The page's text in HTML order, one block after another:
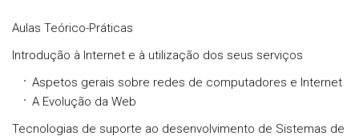
Aulas Teórico-Práticas
Introdução à Internet e à utilização dos seus serviços
Aspetos gerais sobre redes de computadores e Internet
A Evolução da Web
Tecnologias de suporte ao desenvolvimento de Sistemas de